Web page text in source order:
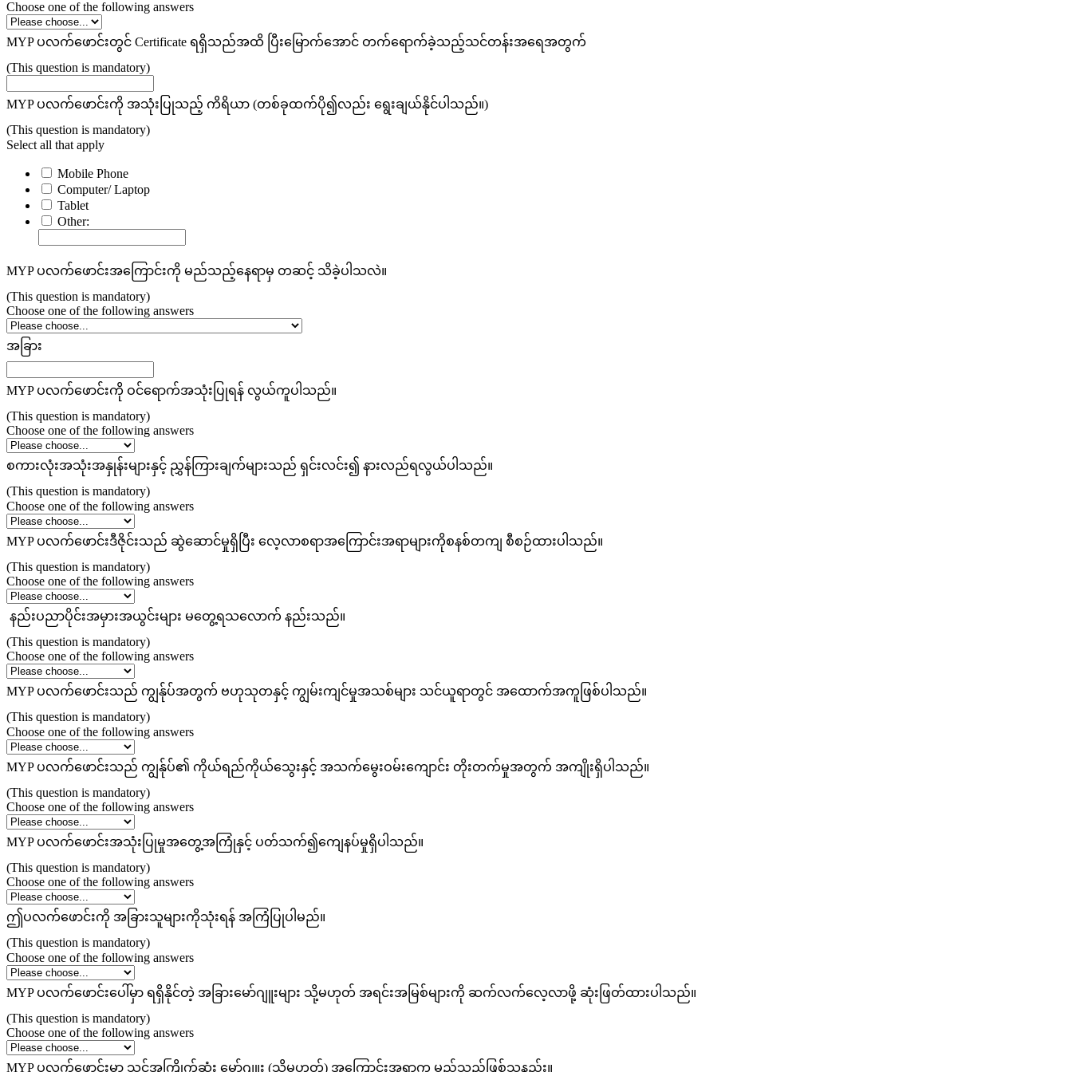
Choose one of the following answers
MYP ပလက်ဖောင်းတွင် Certificate ရရှိသည်အထိ ပြီးမြောက်အောင် တက်‌ရောက်ခဲ့သည့်သင်တန်းအရေအတွက်
(This question is mandatory)
MYP ပလက်ဖောင်းကို အသုံးပြုသည့် ကိရိယာ (တစ်ခုထက်ပို၍လည်း ရွေးချယ်နိုင်ပါသည်။)
(This question is mandatory)
Select all that apply
Mobile Phone
Computer/ Laptop
Tablet
Other:
MYP ပလက်ဖောင်းအကြောင်းကို မည်သည့်နေရာမှ တဆင့် သိခဲ့ပါသလဲ။
(This question is mandatory)
Choose one of the following answers
အခြား
MYP ပလက်ဖောင်းကို ဝင်ရောက်အသုံးပြုရန် လွယ်ကူပါသည်။
(This question is mandatory)
Choose one of the following answers
စကားလုံးအသုံးအနှုန်းများနှင့် ညွှန်ကြားချက်များသည် ရှင်းလင်း၍ နားလည်ရလွယ်ပါသည်။
(This question is mandatory)
Choose one of the following answers
MYP ပလက်ဖောင်းဒီဇိုင်းသည် ဆွဲဆောင်မှုရှိပြီး လေ့လာစရာအကြောင်းအရာများကိုစနစ်တကျ စီစဉ်ထားပါသည်။
(This question is mandatory)
Choose one of the following answers
နည်းပညာပိုင်းအမှားအယွင်းများ မတွေ့ရသလောက် နည်းသည်။
(This question is mandatory)
Choose one of the following answers
MYP ပလက်ဖောင်းသည် ကျွန်ုပ်အတွက် ဗဟုသုတနှင့် ကျွမ်းကျင်မှုအသစ်များ သင်ယူရာတွင် အထောက်အကူဖြစ်ပါသည်။
(This question is mandatory)
Choose one of the following answers
MYP ပလက်ဖောင်းသည် ကျွန်ုပ်၏ ကိုယ်ရည်ကိုယ်သွေးနှင့် အသက်မွေးဝမ်းကျောင်း တိုးတက်မှုအတွက် အကျိုးရှိပါသည်။
(This question is mandatory)
Choose one of the following answers
MYP ပလက်ဖောင်းအသုံးပြုမှုအတွေ့အကြုံနှင့် ပတ်သက်၍ကျေနပ်မှုရှိပါသည်။
(This question is mandatory)
Choose one of the following answers
ဤပလက်ဖောင်းကို အခြားသူများကိုသုံးရန် အကြံပြုပါမည်။
(This question is mandatory)
Choose one of the following answers
MYP ပလက်ဖောင်းပေါ်မှာ ရရှိနိုင်တဲ့ အခြားမော်ဂျူးများ သို့မဟုတ် အရင်းအမြစ်များကို ဆက်လက်လေ့လာဖို့ ဆုံးဖြတ်ထားပါသည်။
(This question is mandatory)
Choose one of the following answers
MYP ပလက်ဖောင်းမှာ သင်အကြိုက်ဆုံး မော်ဂျူး (သို့မဟုတ်) အကြောင်းအရာက မည်သည်ဖြစ်သနည်း။